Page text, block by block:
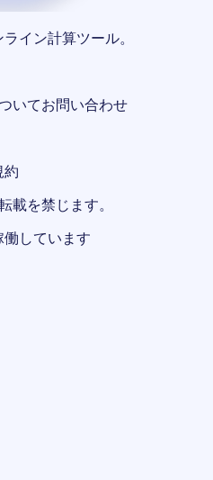
イン計算ツール。
いてお問い合わせ
約
載を禁じます。
しています